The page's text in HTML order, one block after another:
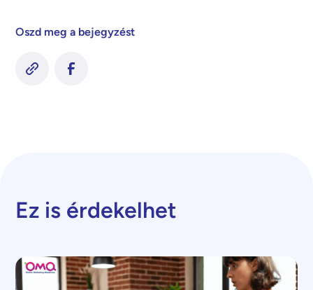
Oszd meg a bejegyzést
Ez is érdekelhet